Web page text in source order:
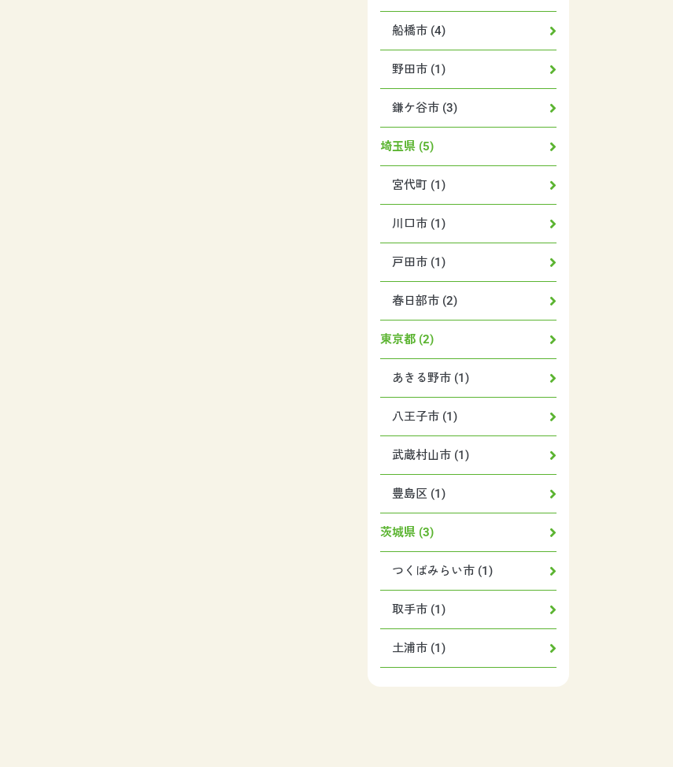
船橋市 (4)
野田市 (1)
鎌ケ谷市 (3)
埼玉県 (5)
宮代町 (1)
川口市 (1)
戸田市 (1)
春日部市 (2)
東京都 (2)
あきる野市 (1)
八王子市 (1)
武蔵村山市 (1)
豊島区 (1)
茨城県 (3)
つくばみらい市 (1)
取手市 (1)
土浦市 (1)